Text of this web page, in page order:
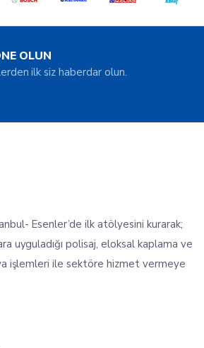
OLUN
ilk siz haberdar olun.
Esenler’de ilk atölyesini kurarak;
uyguladığı polisaj, eloksal kaplama ve
işlemleri ile sektöre hizmet vermeye